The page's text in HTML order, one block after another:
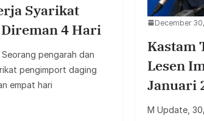
Syarikat
4 Hari
pengarah dan
pengimport daging
empat hari
December
Kastam
Lesen
Januari
M Update,